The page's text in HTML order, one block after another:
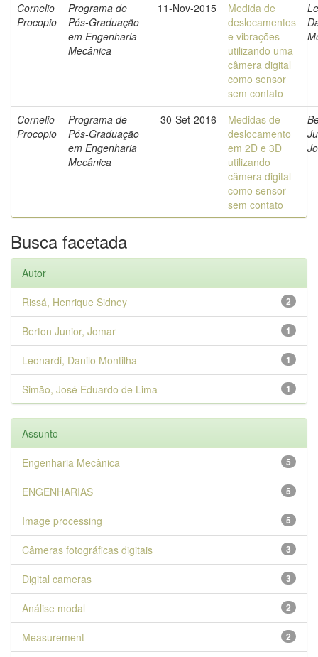
Cornelio
Procopio
Programa de
Pós-Graduação
em Engenharia
Mecânica
11-Nov-2015
Medida de
deslocamentos
e vibrações
utilizando uma
câmera digital
como sensor
sem contato
Cornelio
Procopio
Programa de
Pós-Graduação
em Engenharia
Mecânica
30-Set-2016
Medidas de
deslocamento
em 2D e 3D
utilizando
câmera digital
como sensor
sem contato
Busca facetada
Autor
2
Rissá, Henrique Sidney
1
Berton Junior, Jomar
1
Leonardi, Danilo Montilha
1
Simão, José Eduardo de Lima
Assunto
5
Engenharia Mecânica
5
ENGENHARIAS
5
Image processing
3
Câmeras fotográficas digitais
3
Digital cameras
2
Análise modal
2
Measurement